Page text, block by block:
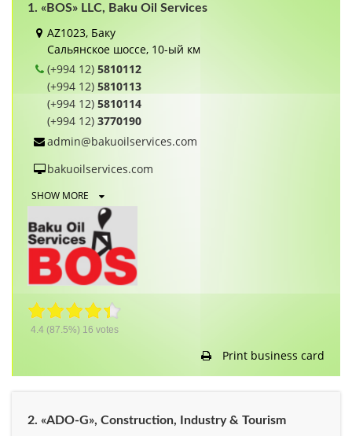
1. «BOS» LLC, Baku Oil Services
AZ1023, Баку
Сальянское шоссе, 10-ый км
(+994 12) 5810112
(+994 12) 5810113
(+994 12) 5810114
(+994 12) 3770190
admin@bakuoilservices.com
bakuoilservices.com
SHOW MORE
4.4 (87.5%) 16 votes
Print business card
2. «ADO-G», Construction, Industry & Tourism